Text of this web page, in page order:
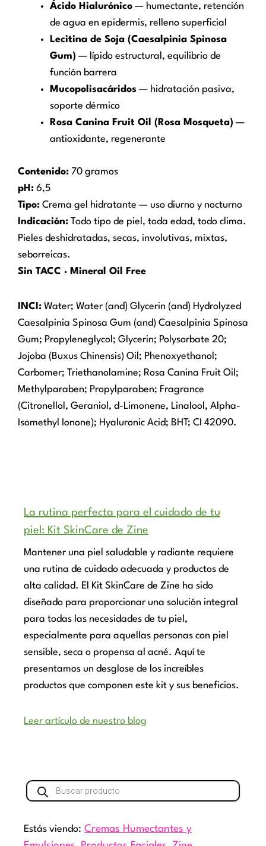
Ácido Hialurónico — humectante, retención
de agua en epidermis, relleno superficial
Lecitina de Soja (Caesalpinia Spinosa
Gum) — lípido estructural, equilibrio de
función barrera
Mucopolisacáridos — hidratación pasiva,
soporte dérmico
Rosa Canina Fruit Oil (Rosa Mosqueta) —
antioxidante, regenerante
Contenido: 70 gramos
pH: 6,5
Tipo: Crema gel hidratante — uso diurno y nocturno
Indicación: Todo tipo de piel, toda edad, todo clima.
Pieles deshidratadas, secas, involutivas, mixtas,
seborreicas.
Sin TACC · Mineral Oil Free
INCI: Water; Water (and) Glycerin (and) Hydrolyzed
Caesalpinia Spinosa Gum (and) Caesalpinia Spinosa
Gum; Propyleneglycol; Glycerin; Polysorbate 20;
Jojoba (Buxus Chinensis) Oil; Phenoxyethanol;
Carbomer; Triethanolamine; Rosa Canina Fruit Oil;
Methylparaben; Propylparaben; Fragrance
(Citronellol, Geraniol, d-Limonene, Linalool, Alpha-
Isomethyl Ionone); Hyaluronic Acid; BHT; CI 42090.
La rutina perfecta para el cuidado de tu
piel: Kit SkinCare de Zine
Mantener una piel saludable y radiante requiere
una rutina de cuidado adecuada y productos de
alta calidad. El Kit SkinCare de Zine ha sido
diseñado para proporcionar una solución integral
para todas las necesidades de tu piel,
especialmente para aquellas personas con piel
sensible, seca o propensa al acné. Aquí te
presentamos un desglose de los increíbles
productos que componen este kit y sus beneficios.
Leer artículo de nuestro blog
Búsqueda
de
Estás viendo: Cremas Humectantes y